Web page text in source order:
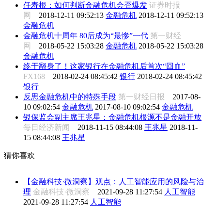
任寿根：如何判断金融危机会否爆发 证券时报
网 2018-12-11 09:52:13 金融危机 2018-12-11 09:52:13
金融危机
金融危机十周年 80后成为“最惨”一代 第一财经
网 2018-05-22 15:03:28 金融危机 2018-05-22 15:03:28
金融危机
终于翻身了！这家银行在金融危机后首次“回血”
FX168 2018-02-24 08:45:42 银行 2018-02-24 08:45:42
银行
反思金融危机中的特殊手段 第一财经日报 2017-08-
10 09:02:54 金融危机 2017-08-10 09:02:54 金融危机
银保监会副主席王兆星：金融危机根源不是金融开放
每日经济新闻 2018-11-15 08:44:08 王兆星 2018-11-
15 08:44:08 王兆星
猜你喜欢
【金融科技·微洞察】观点：人工智能应用的风险与治
理 金融科技·微洞察 2021-09-28 11:27:54 人工智能
2021-09-28 11:27:54 人工智能